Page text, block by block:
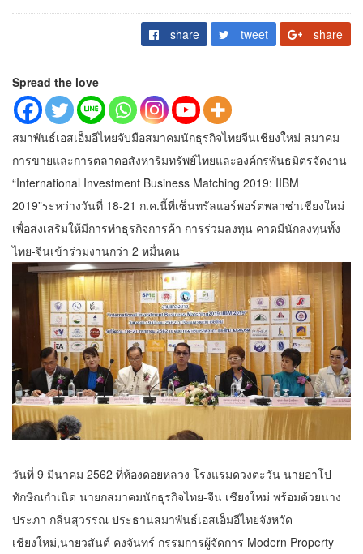
share tweet share
Spread the love
สมาพันธ์เอสเอ็มอีไทยจับมือสมาคมนักธุรกิจไทยจีนเชียงใหม่ สมาคม
การขายและการตลาดอสังหาริมทรัพย์ไทยและองค์กรพันธมิตรจัดงาน
“International Investment Business Matching 2019: IIBM
2019”ระหว่างวันที่ 18-21 ก.ค.นี้ที่เซ็นทรัลแอร์พอร์ตพลาซ่าเชียงใหม่
เพื่อส่งเสริมให้มีการทำธุรกิจการค้า การร่วมลงทุน คาดมีนักลงทุนทั้ง
ไทย-จีนเข้าร่วมงานกว่า 2 หมื่นคน
วันที่ 9 มีนาคม 2562 ที่ห้องดอยหลวง โรงแรมดวงตะวัน นายอาโป
ทักษิณกำเนิด นายกสมาคมนักธุรกิจไทย-จีน เชียงใหม่ พร้อมด้วยนาง
ประภา กลิ่นสุวรรณ ประธานสมาพันธ์เอสเอ็มอีไทยจังหวัด
เชียงใหม่,นายวสันต์ คงจันทร์ กรรมการผู้จัดการ Modern Property